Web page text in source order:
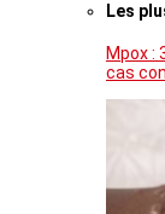
Les
Mpox :
cas